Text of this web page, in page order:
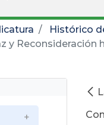
Histórico
y